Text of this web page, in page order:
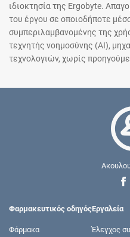
ιδιοκτησία της Ergobyte.
του έργου σε οποιοδήποτε
συμπεριλαμβανομένης της
τεχνητής νοημοσύνης (AI),
τεχνολογιών, χωρίς
Φαρμακευτικός οδηγός
Φάρμακα
Εργαλεία
Έλεγχος